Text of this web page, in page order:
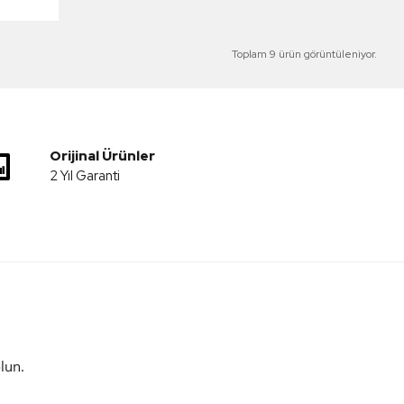
Toplam 9 ürün görüntüleniyor.
Orijinal Ürünler
2 Yıl Garanti